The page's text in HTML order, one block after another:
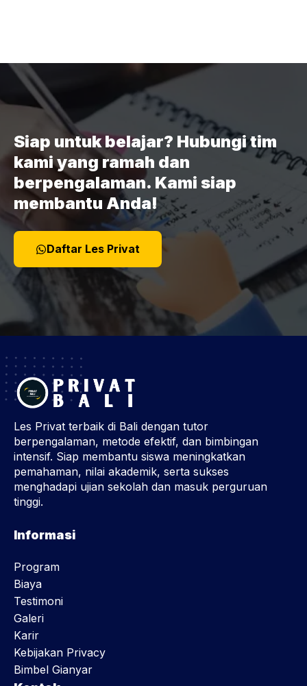
Siap untuk belajar? Hubungi tim
kami yang ramah dan
berpengalaman. Kami siap
membantu Anda!
Daftar Les Privat
Les Privat terbaik di Bali dengan tutor
berpengalaman, metode efektif, dan bimbingan
intensif. Siap membantu siswa meningkatkan
pemahaman, nilai akademik, serta sukses
menghadapi ujian sekolah dan masuk perguruan
tinggi.
Informasi
Program
Biaya
Testimoni
Galeri
Karir
Kebijakan Privacy
Bimbel Gianyar